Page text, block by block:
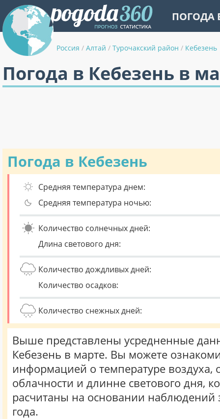
ПОГОДА
Россия / Алтай / Турочакский район / Кебезень
Погода в Кебезень в
Погода в Кебезень
Средняя температура днем:
Средняя температура ночью:
Количество солнечных дней:
Длина светового дня:
Количество дождливых дней:
Количество осадков:
Количество снежных дней:
Выше представлены усредненные
Кебезень в марте. Вы можете
информацией о температуре воздуха,
облачности и длинне светового дня,
расчитаны на основании наблюдений
года.